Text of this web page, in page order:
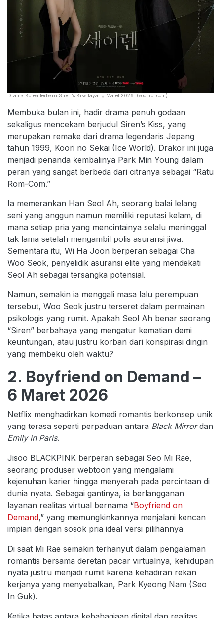
Drama Korea terbaru Siren’s Kiss tayang Maret 2026. (soompi.com)
Membuka bulan ini, hadir drama penuh godaan
sekaligus mencekam berjudul Siren’s Kiss, yang
merupakan remake dari drama legendaris Jepang
tahun 1999, Koori no Sekai (Ice World). Drakor ini juga
menjadi penanda kembalinya Park Min Young dalam
peran yang sangat berbeda dari citranya sebagai “Ratu
Rom-Com.”
Ia memerankan Han Seol Ah, seorang balai lelang
seni yang anggun namun memiliki reputasi kelam, di
mana setiap pria yang mencintainya selalu meninggal
tak lama setelah mengambil polis asuransi jiwa.
Sementara itu, Wi Ha Joon berperan sebagai Cha
Woo Seok, penyelidik asuransi elite yang mendekati
Seol Ah sebagai tersangka potensial.
Namun, semakin ia menggali masa lalu perempuan
tersebut, Woo Seok justru terseret dalam permainan
psikologis yang rumit. Apakah Seol Ah benar seorang
“Siren” berbahaya yang mengatur kematian demi
keuntungan, atau justru korban dari konspirasi dingin
yang membeku oleh waktu?
2. Boyfriend on Demand –
6 Maret 2026
Netflix menghadirkan komedi romantis berkonsep unik
yang terasa seperti perpaduan antara Black Mirrordan
Emily in Paris.
Jisoo BLACKPINK berperan sebagai Seo Mi Rae,
seorang produser webtoon yang mengalami
kejenuhan karier hingga menyerah pada percintaan di
dunia nyata. Sebagai gantinya, ia berlangganan
layanan realitas virtual bernama “Boyfriend on
Demand,” yang memungkinkannya menjalani kencan
impian dengan sosok pria ideal versi pilihannya.
Di saat Mi Rae semakin terhanyut dalam pengalaman
romantis bersama deretan pacar virtualnya, kehidupan
nyata justru menjadi rumit karena kehadiran rekan
kerjanya yang menyebalkan, Park Kyeong Nam (Seo
In Guk).
Ketika batas antara kebahagiaan digital dan realitas